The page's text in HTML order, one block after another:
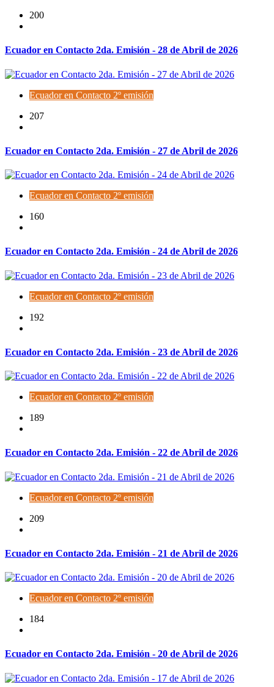
200
Ecuador en Contacto 2da. Emisión - 28 de Abril de 2026
Ecuador en Contacto 2º emisión
207
Ecuador en Contacto 2da. Emisión - 27 de Abril de 2026
Ecuador en Contacto 2º emisión
160
Ecuador en Contacto 2da. Emisión - 24 de Abril de 2026
Ecuador en Contacto 2º emisión
192
Ecuador en Contacto 2da. Emisión - 23 de Abril de 2026
Ecuador en Contacto 2º emisión
189
Ecuador en Contacto 2da. Emisión - 22 de Abril de 2026
Ecuador en Contacto 2º emisión
209
Ecuador en Contacto 2da. Emisión - 21 de Abril de 2026
Ecuador en Contacto 2º emisión
184
Ecuador en Contacto 2da. Emisión - 20 de Abril de 2026